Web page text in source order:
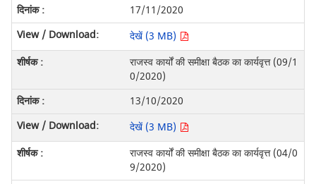
17/11/2020
देखें (3 MB)
राजस्व कार्यों की समीक्षा बैठक का कार्यवृत्त (09/1
0/2020)
13/10/2020
देखें (3 MB)
राजस्व कार्यों की समीक्षा बैठक का कार्यवृत्त (04/0
9/2020)